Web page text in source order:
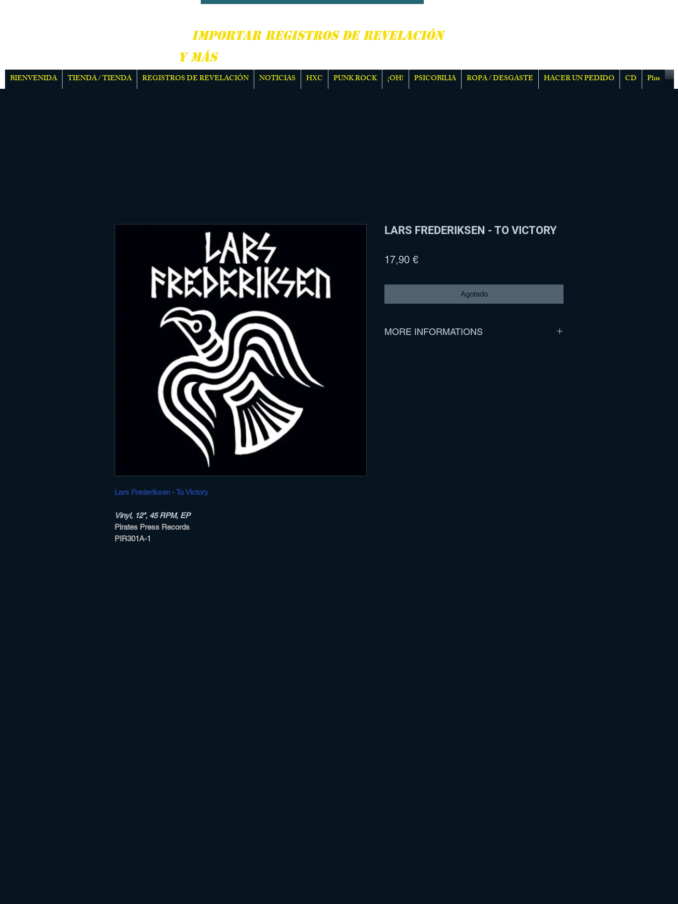
IMPORTAR REGISTROS DE REVELACIÓN
Y MÁS
BIENVENIDA TIENDA / TIENDA REGISTROS DE REVELACIÓN NOTICIAS HXC PUNK ROCK ¡OH! PSICOBILIA ROPA / DESGASTE HACER UN PEDIDO CD Plus
Lars Frederiksen - To Victory
Vinyl, 12", 45 RPM, EP
Pirates Press Records
PIR301A-1
LARS FREDERIKSEN - TO VICTORY
17,90 €Precio
Agotado
MORE INFORMATIONS